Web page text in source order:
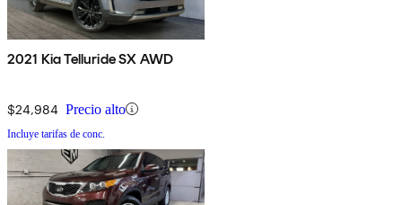
2021 Kia Telluride SX AWD
$24,984 Precio alto
Incluye tarifas de conc.